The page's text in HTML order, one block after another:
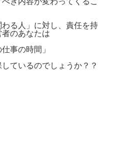
る人」に対し、責任を持
のあなたは
事の時間」
ているのでしょうか？？